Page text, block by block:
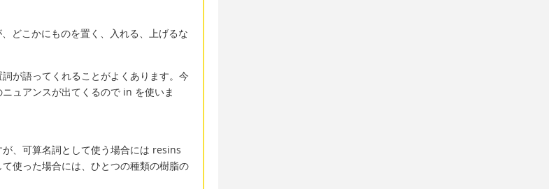
どこかにものを置く、入れる、上げるな
が語ってくれることがよくあります。今
ュアンスが出てくるので in を使いま
、可算名詞として使う場合には resins
使った場合には、ひとつの種類の樹脂の